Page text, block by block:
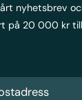
nyhetsbrev
på 20 000 kr